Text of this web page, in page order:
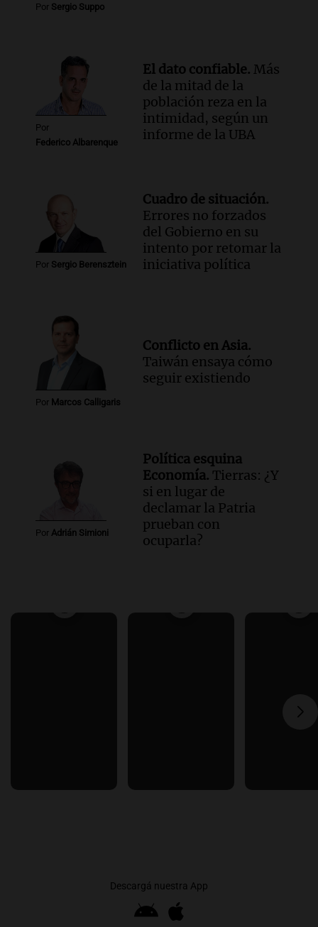
Por Sergio Suppo
Por
Federico Albarenque
El dato confiable. Más
de la mitad de la
población reza en la
intimidad, según un
informe de la UBA
Por Sergio Berensztein
Cuadro de situación.
Errores no forzados
del Gobierno en su
intento por retomar la
iniciativa política
Por Marcos Calligaris
Conflicto en Asia.
Taiwán ensaya cómo
seguir existiendo
Por Adrián Simioni
Política esquina
Economía. Tierras: ¿Y
si en lugar de
declamar la Patria
prueban con
ocuparla?
Descargá nuestra App